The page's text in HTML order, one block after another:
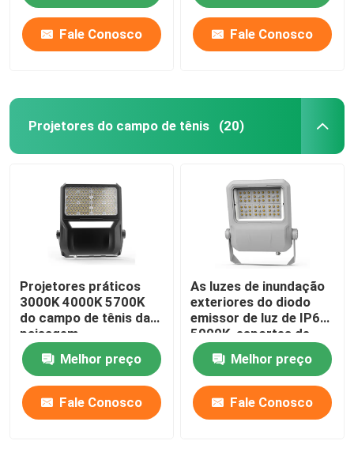
Fale Conosco Fale Conosco
Projetores do campo de tênis (20)
Projetores práticos
3000K 4000K 5700K
do campo de tênis da
paisagem
Melhor preço
Fale Conosco
As luzes de inundação
exteriores do diodo
emissor de luz de IP67
5000K, esportes de
Dimmable lançam
projetoresMelhor preço
Fale Conosco